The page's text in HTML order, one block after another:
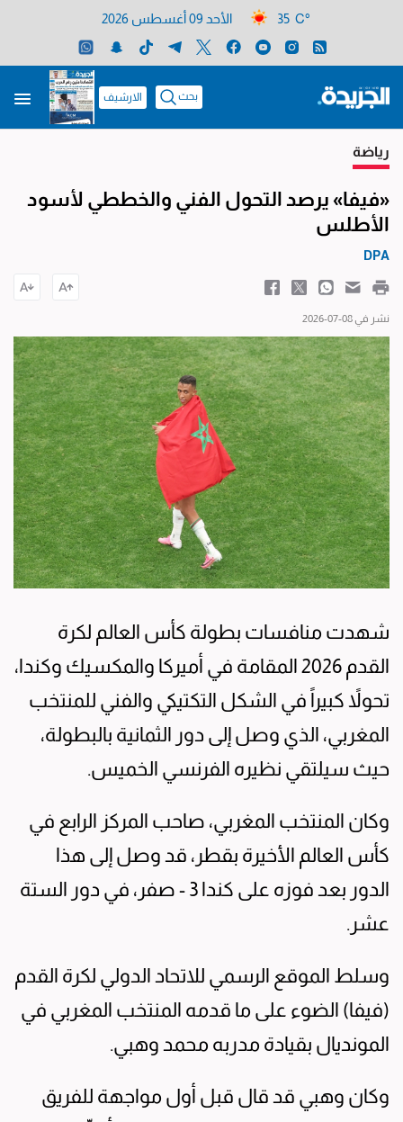
35 C° الأحد 09 أغسطس 2026
بحث الارشيف
رياضة
«فيفا» يرصد التحول الفني والخططي لأسود
الأطلس
DPA
نشر في 08-07-2026
شهدت منافسات بطولة كأس العالم لكرة
القدم 2026 المقامة في أميركا والمكسيك وكندا،
تحولاً كبيراً في الشكل التكتيكي والفني للمنتخب
المغربي، الذي وصل إلى دور الثمانية بالبطولة،
حيث سيلتقي نظيره الفرنسي الخميس.
وكان المنتخب المغربي، صاحب المركز الرابع في
كأس العالم الأخيرة بقطر، قد وصل إلى هذا
الدور بعد فوزه على كندا 3 - صفر، في دور الستة
عشر.
وسلط الموقع الرسمي للاتحاد الدولي لكرة القدم
(فيفا) الضوء على ما قدمه المنتخب المغربي في
المونديال بقيادة مدربه محمد وهبي.
وكان وهبي قد قال قبل أول مواجهة للفريق